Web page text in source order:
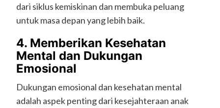
dari siklus kemiskinan dan membuka peluang
untuk masa depan yang lebih baik.
4. Memberikan Kesehatan
Mental dan Dukungan
Emosional
Dukungan emosional dan kesehatan mental
adalah aspek penting dari kesejahteraan anak